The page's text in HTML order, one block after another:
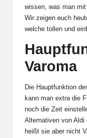
wissen, was man
Wir zeigen euch
welche tollen und
Varoma
Die Hauptfunktion
kann man extra die
noch die Zeit
Alternativen von Aldi
heißt sie aber nicht